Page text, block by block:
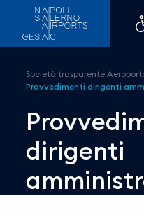
Società trasparente
Provvedimenti dirigenti
dirigenti